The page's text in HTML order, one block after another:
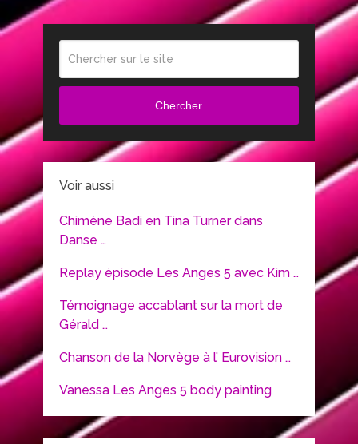
Chercher
Voir aussi
Chimène Badi en Tina Turner dans
Danse …
Replay épisode Les Anges 5 avec Kim …
Témoignage accablant sur la mort de
Gérald …
Chanson de la Norvège à l’ Eurovision …
Vanessa Les Anges 5 body painting